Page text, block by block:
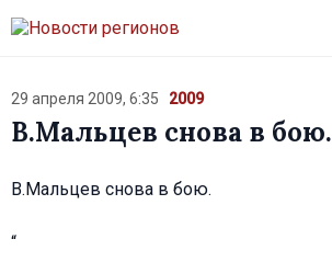
29 апреля 2009, 6:35 2009
В.Мальцев снова в бою.
В.Мальцев снова в бою.
“